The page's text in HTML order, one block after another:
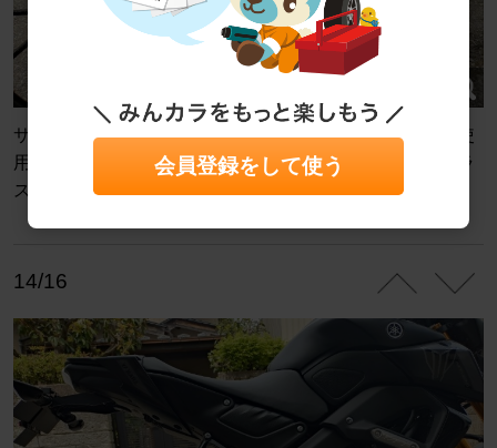
サイレンサーはチタンブルーなのでパーツクリーナーを使
用せず乾拭きしてプロスタッフのグラシアスで仕上げガラ
スコーティングしておきました✨
14/16
会員登録をして使う